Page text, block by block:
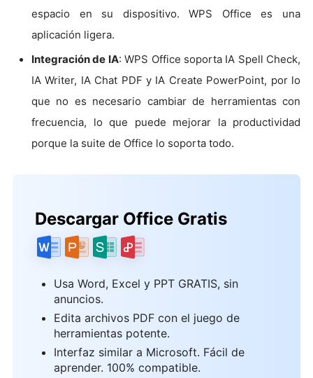
espacio en su dispositivo. WPS Office es una
aplicación ligera.
Integración de IA: WPS Office soporta IA Spell Check,
IA Writer, IA Chat PDF y IA Create PowerPoint, por lo
que no es necesario cambiar de herramientas con
frecuencia, lo que puede mejorar la productividad
porque la suite de Office lo soporta todo.
Descargar Office Gratis
Usa Word, Excel y PPT GRATIS, sin
anuncios.
Edita archivos PDF con el juego de
herramientas potente.
Interfaz similar a Microsoft. Fácil de
aprender. 100% compatible.